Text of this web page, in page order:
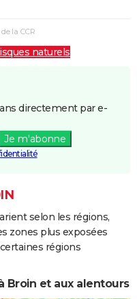
la CCR
naturels
directement par e-
Je m'abonne
selon les régions,
zones plus exposées
régions
Broin et aux alentours